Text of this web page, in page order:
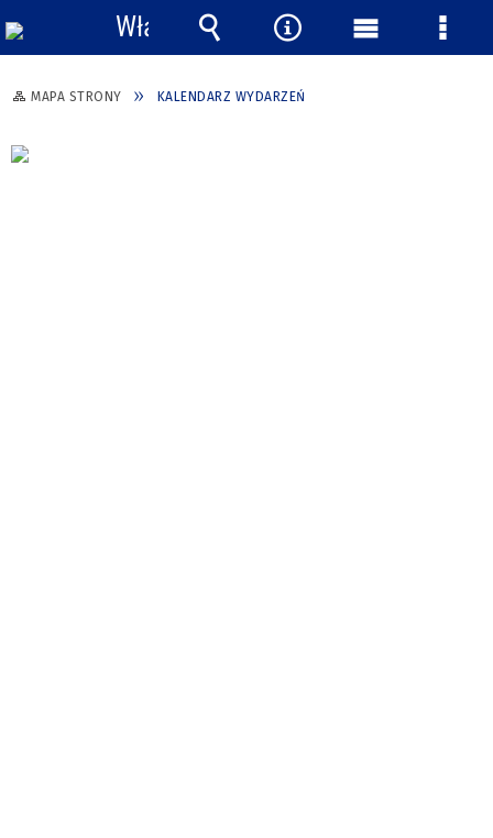
MAPA STRONY KALENDARZ WYDARZEŃ
Włącz
powiadomienia
Wyszukiwarka
Narzędzia
Menu Menu